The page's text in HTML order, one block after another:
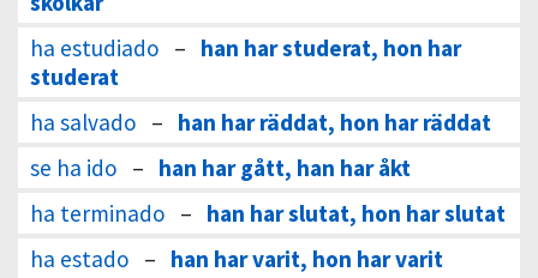
ha estudiado – han har studerat, hon har
studerat
ha salvado – han har räddat, hon har räddat
se ha ido – han har gått, han har åkt
ha terminado – han har slutat, hon har slutat
ha estado – han har varit, hon har varit